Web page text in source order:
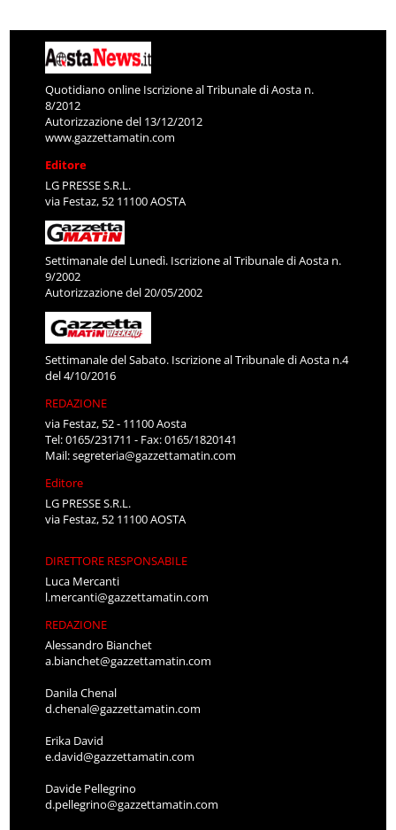
Quotidiano online Iscrizione al Tribunale di Aosta n.
8/2012
Autorizzazione del 13/12/2012
www.gazzettamatin.com
Editore
LG PRESSE S.R.L.
via Festaz, 52 11100 AOSTA
Settimanale del Lunedì. Iscrizione al Tribunale di Aosta n.
9/2002
Autorizzazione del 20/05/2002
Settimanale del Sabato. Iscrizione al Tribunale di Aosta n.4
del 4/10/2016
REDAZIONE
via Festaz, 52 - 11100 Aosta
Tel: 0165/231711 - Fax: 0165/1820141
Mail:segreteria@gazzettamatin.com
Editore
LG PRESSE S.R.L.
via Festaz, 52 11100 AOSTA
DIRETTORE RESPONSABILE
Luca Mercanti
l.mercanti@gazzettamatin.com
REDAZIONE
Alessandro Bianchet
a.bianchet@gazzettamatin.com
Danila Chenal
d.chenal@gazzettamatin.com
Erika David
e.david@gazzettamatin.com
Davide Pellegrino
d.pellegrino@gazzettamatin.com